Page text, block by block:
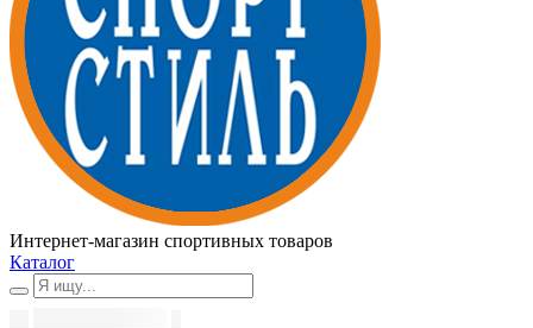
Интернет-магазин спортивных товаров
Каталог